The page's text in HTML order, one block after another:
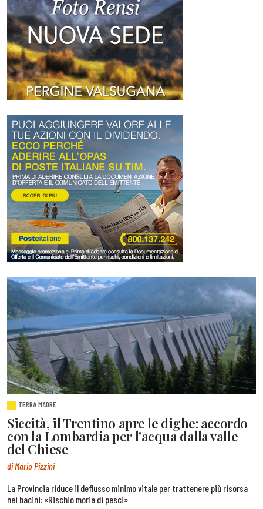
TERRA MADRE
Siccità, il Trentino apre le dighe: accordo
con la Lombardia per l'acqua dalla valle
del Chiese
di Mario Pizzini
La Provincia riduce il deflusso minimo vitale per trattenere più risorsa
nei bacini: «Rischio moria di pesci»